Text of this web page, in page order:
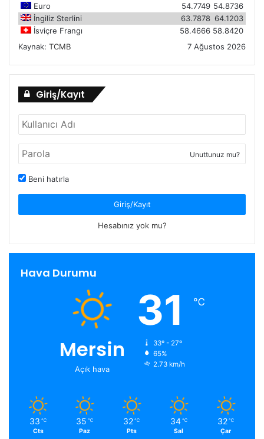
Euro
54.8736
54.7749
İngiliz Sterlini
64.1203
63.7878
İsviçre Frangı
58.8420
58.4666
Kaynak: TCMB 7 Ağustos 2026
Giriş/Kayıt
Unuttunuz mu?
Beni hatırla
Giriş/Kayıt
Hesabınız yok mu?
Hava Durumu
Mersin
Açık hava
31 ℃
33º - 27º
65%
2.73 km/h
33 ℃
Cts
35 ℃
Paz
32 ℃
Pts
34 ℃
Sal
32 ℃
Çar